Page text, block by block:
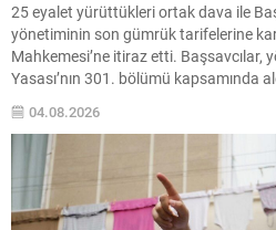
25 eyalet yürüttükleri ortak dava ile
yönetiminin son gümrük tarifelerine
Mahkemesi’ne itiraz etti.
Yasası’nın 301. bölümü kapsamında
aştığını ve İdari Usul Yasası’nı ihlal
getirilen tarifelerin iddia edilen zorla
04.08.2026